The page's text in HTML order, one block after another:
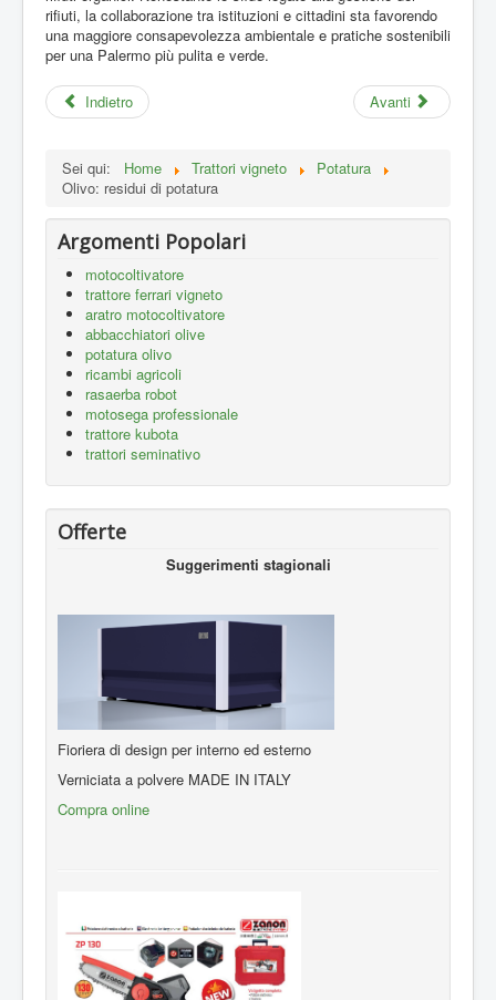
rifiuti, la collaborazione tra istituzioni e cittadini sta favorendo
una maggiore consapevolezza ambientale e pratiche sostenibili
per una Palermo più pulita e verde.
Indietro Avanti
Sei qui: Home Trattori vigneto
Potatura
Olivo: residui di potatura
Argomenti Popolari
motocoltivatore
trattore ferrari vigneto
aratro motocoltivatore
abbacchiatori olive
potatura olivo
ricambi agricoli
rasaerba robot
motosega professionale
trattore kubota
trattori seminativo
Offerte
Suggerimenti stagionali
Fioriera di design per interno ed esterno
Verniciata a polvere MADE IN ITALY
Compra online